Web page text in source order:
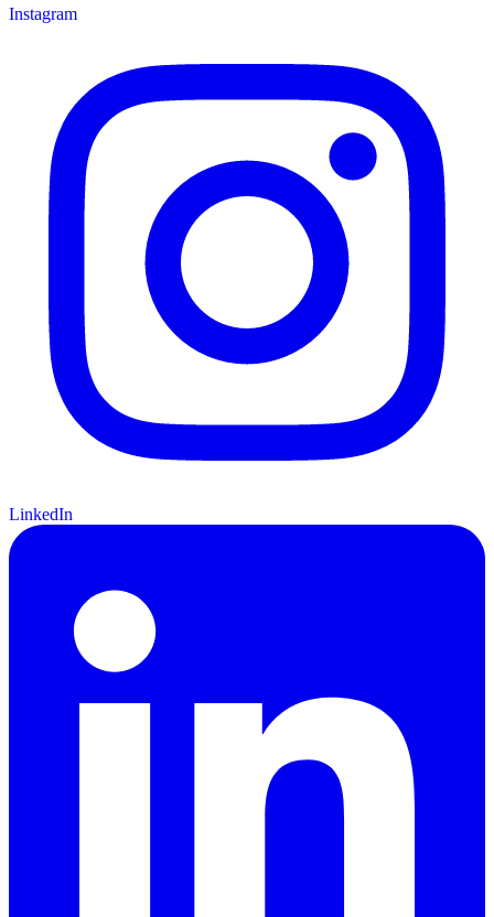
Instagram
LinkedIn